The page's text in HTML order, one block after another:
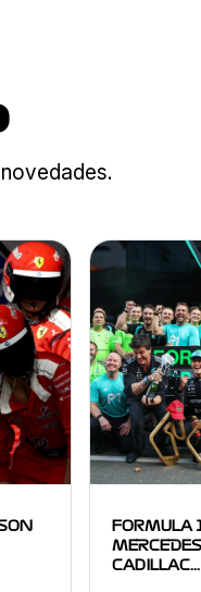
FORMULA
CADILLAC…